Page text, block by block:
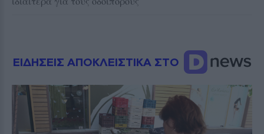
ΕΙΔΗΣΕΙΣ ΑΠΟΚΛΕΙΣΤΙΚΑ ΣΤΟ